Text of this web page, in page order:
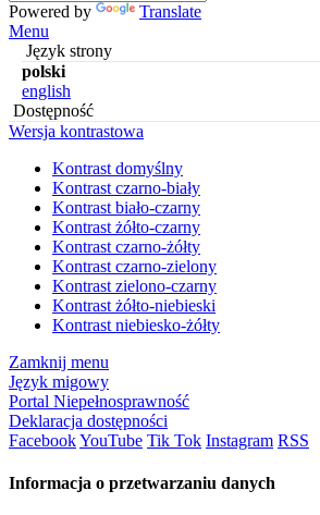
Powered by
Translate
Menu
Język strony
polski
english
Dostępność
Wersja kontrastowa
Kontrast domyślny
Kontrast czarno-biały
Kontrast biało-czarny
Kontrast żółto-czarny
Kontrast czarno-żółty
Kontrast czarno-zielony
Kontrast zielono-czarny
Kontrast żółto-niebieski
Kontrast niebiesko-żółty
Zamknij menu
Język migowy
Portal Niepełnosprawność
Deklaracja dostępności
FacebookYouTube Tik Tok Instagram RSS
Informacja o przetwarzaniu danych